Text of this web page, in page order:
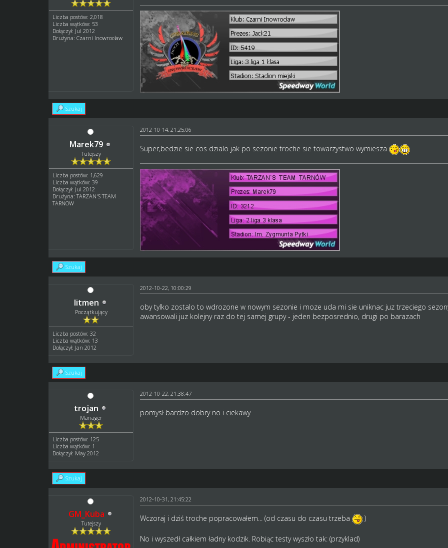
Liczba postów: 2,018
Liczba wątków: 53
Dołączył: Jul 2012
Drużyna: Czarni Inowrocław
Szukaj
Marek79
Tutejszy
Liczba postów: 1,629
Liczba wątków: 39
Dołączył: Jul 2012
Drużyna: TARZAN'S TEAM
TARNOW
2012-10-14, 21:25:06
Super,bedzie sie cos dzialo jak po sezonie troche sie towarzystwo wymiesza
Szukaj
litmen
Początkujący
Liczba postów: 32
Liczba wątków: 13
Dołączył: Jan 2012
2012-10-22, 10:00:29
oby tylko zostalo to wdrozone w nowym sezonie i moze uda mi sie uniknac juz trzeciego
awansowali juz kolejny raz do tej samej grupy - jeden bezposrednio, drugi po barazach
Szukaj
trojan
Manager
Liczba postów: 125
Liczba wątków: 1
Dołączył: May 2012
2012-10-22, 21:38:47
pomysł bardzo dobry no i ciekawy
Szukaj
GM_Kuba
Tutejszy
2012-10-31, 21:45:22
Wczoraj i dziś troche popracowałem... (od czasu do czasu trzeba )
No i wyszedł całkiem ładny kodzik. Robiąc testy wyszło tak: (przyklad)